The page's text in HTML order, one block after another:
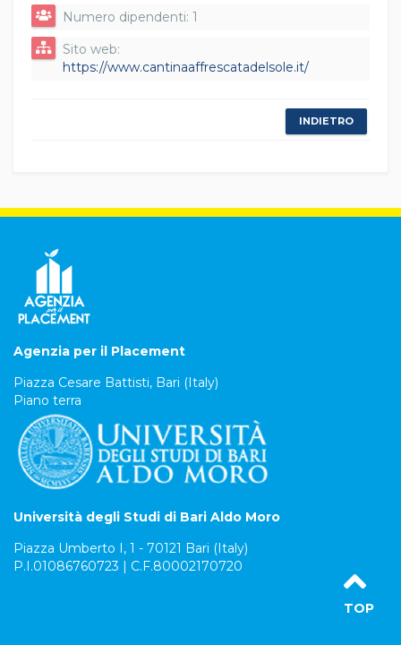
Numero dipendenti: 1
Sito web:
https://www.cantinaaffrescatadelsole.it/
INDIETRO
Agenzia per il Placement
Piazza Cesare Battisti, Bari (Italy)
Piano terra
Università degli Studi di Bari Aldo Moro
Piazza Umberto I, 1 - 70121 Bari (Italy)
P.I.01086760723 | C.F.80002170720
TOP